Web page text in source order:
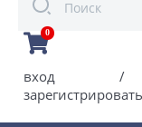
0
вход
/